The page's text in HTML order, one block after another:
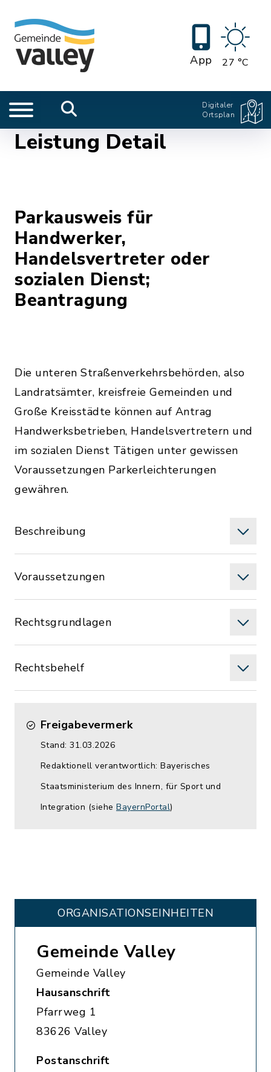
App 27 °C
Digitaler
Ortsplan
Leistung Detail
Parkausweis für
Handwerker,
Handelsvertreter oder
sozialen Dienst;
Beantragung
Die unteren Straßenverkehrsbehörden, also
Landratsämter, kreisfreie Gemeinden und
Große Kreisstädte können auf Antrag
Handwerksbetrieben, Handelsvertretern und
im sozialen Dienst Tätigen unter gewissen
Voraussetzungen Parkerleichterungen
gewähren.
Beschreibung
Voraussetzungen
Rechtsgrundlagen
Rechtsbehelf
Freigabevermerk
Stand: 31.03.2026
Redaktionell verantwortlich: Bayerisches
Staatsministerium des Innern, für Sport und
Integration (siehe BayernPortal)
ORGANISATIONS­EINHEITEN
Gemeinde Valley
Gemeinde Valley
Hausanschrift
Pfarrweg 1
83626 Valley
Postanschrift